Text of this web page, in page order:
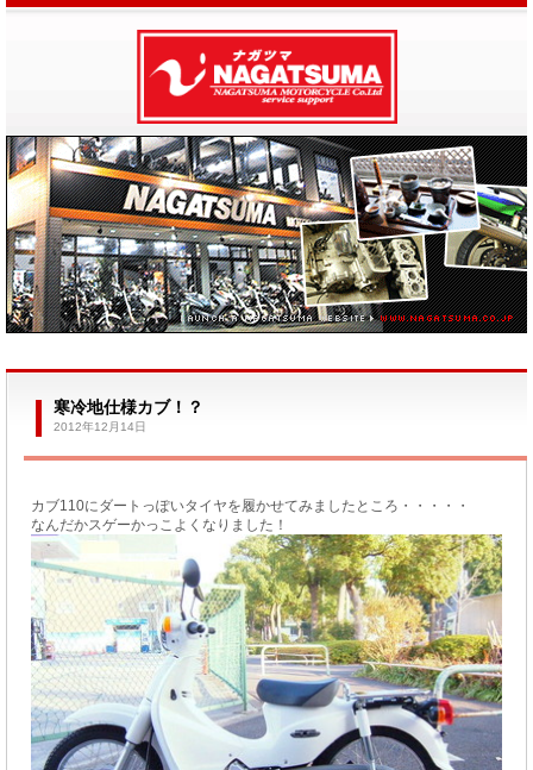
寒冷地仕様カブ！？
2012年12月14日
カブ110にダートっぽいタイヤを履かせてみましたところ・・・・・
なんだかスゲーかっこよくなりました！